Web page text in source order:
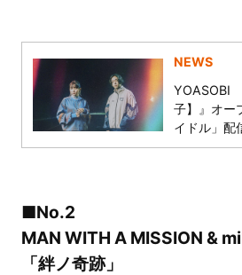
NEWS
YOASOBI
子】』オー
イドル」配
■No.2
MAN WITH A MISSION &
「絆ノ奇跡」